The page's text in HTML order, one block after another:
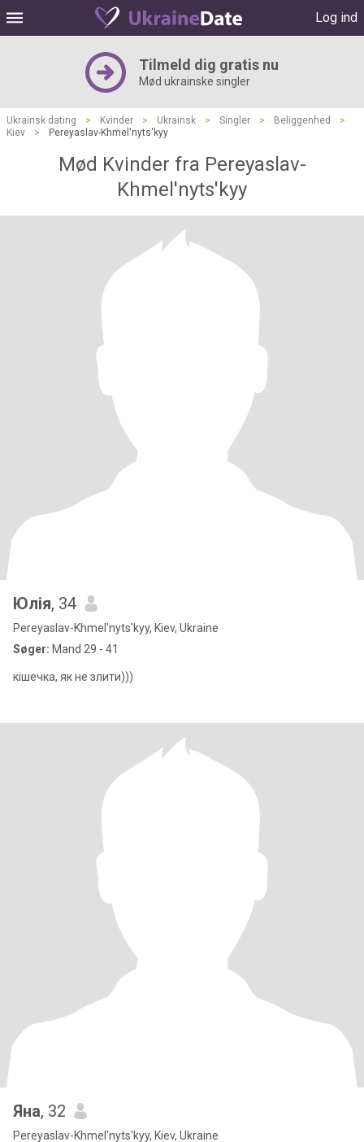
Log ind
Tilmeld dig gratis nu
Mød ukrainske singler
Ukrainsk dating > Kvinder > Ukrainsk > Singler > Beliggenhed
>
Kiev
> Pereyaslav-Khmel'nyts'kyy
Mød Kvinder fra Pereyaslav-
Khmel'nyts'kyy
Юлія, 34
Pereyaslav-Khmel'nyts'kyy, Kiev, Ukraine
Søger: Mand 29 - 41
кішечка, як не злити)))
Яна, 32
Pereyaslav-Khmel'nyts'kyy, Kiev, Ukraine